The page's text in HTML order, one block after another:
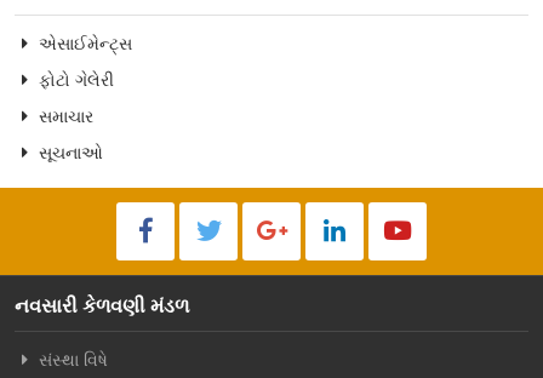
એસાઈમેન્ટ્સ
ફોટો ગેલેરી
સમાચાર
સૂચનાઓ
નવસારી કેળવણી મંડળ
સંસ્થા વિષે